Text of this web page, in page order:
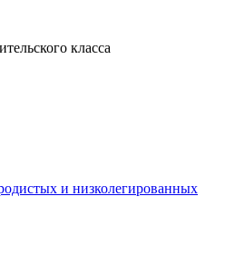
класса
и низколегированных